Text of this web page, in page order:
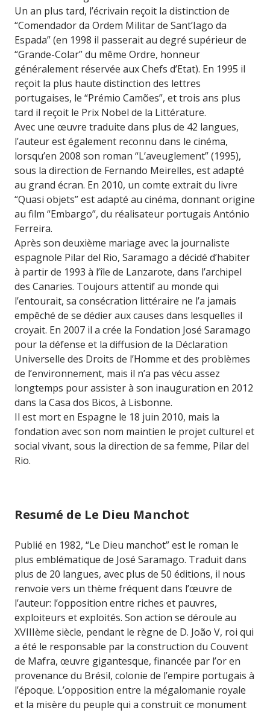
Un an plus tard, l’écrivain reçoit la distinction de
“Comendador da Ordem Militar de Sant’Iago da
Espada” (en 1998 il passerait au degré supérieur de
“Grande-Colar” du même Ordre, honneur
généralement réservée aux Chefs d’Etat). En 1995 il
reçoit la plus haute distinction des lettres
portugaises, le “Prémio Camões”, et trois ans plus
tard il reçoit le Prix Nobel de la Littérature.
Avec une œuvre traduite dans plus de 42 langues,
l’auteur est également reconnu dans le cinéma,
lorsqu’en 2008 son roman “L’aveuglement” (1995),
sous la direction de Fernando Meirelles, est adapté
au grand écran. En 2010, un comte extrait du livre
“Quasi objets” est adapté au cinéma, donnant origine
au film “Embargo”, du réalisateur portugais António
Ferreira.
Après son deuxième mariage avec la journaliste
espagnole Pilar del Rio, Saramago a décidé d’habiter
à partir de 1993 à l’île de Lanzarote, dans l’archipel
des Canaries. Toujours attentif au monde qui
l’entourait, sa consécration littéraire ne l’a jamais
empêché de se dédier aux causes dans lesquelles il
croyait. En 2007 il a crée la Fondation José Saramago
pour la défense et la diffusion de la Déclaration
Universelle des Droits de l’Homme et des problèmes
de l’environnement, mais il n’a pas vécu assez
longtemps pour assister à son inauguration en 2012
dans la Casa dos Bicos, à Lisbonne.
Il est mort en Espagne le 18 juin 2010, mais la
fondation avec son nom maintien le projet culturel et
social vivant, sous la direction de sa femme, Pilar del
Rio.
Resumé de Le Dieu Manchot
Publié en 1982, “Le Dieu manchot” est le roman le
plus emblématique de José Saramago. Traduit dans
plus de 20 langues, avec plus de 50 éditions, il nous
renvoie vers un thème fréquent dans l’œuvre de
l’auteur: l’opposition entre riches et pauvres,
exploiteurs et exploités. Son action se déroule au
XVIIIème siècle, pendant le règne de D. João V, roi qui
a été le responsable par la construction du Couvent
de Mafra, œuvre gigantesque, financée par l’or en
provenance du Brésil, colonie de l’empire portugais à
l’époque. L’opposition entre la mégalomanie royale
et la misère du peuple qui a construit ce monument